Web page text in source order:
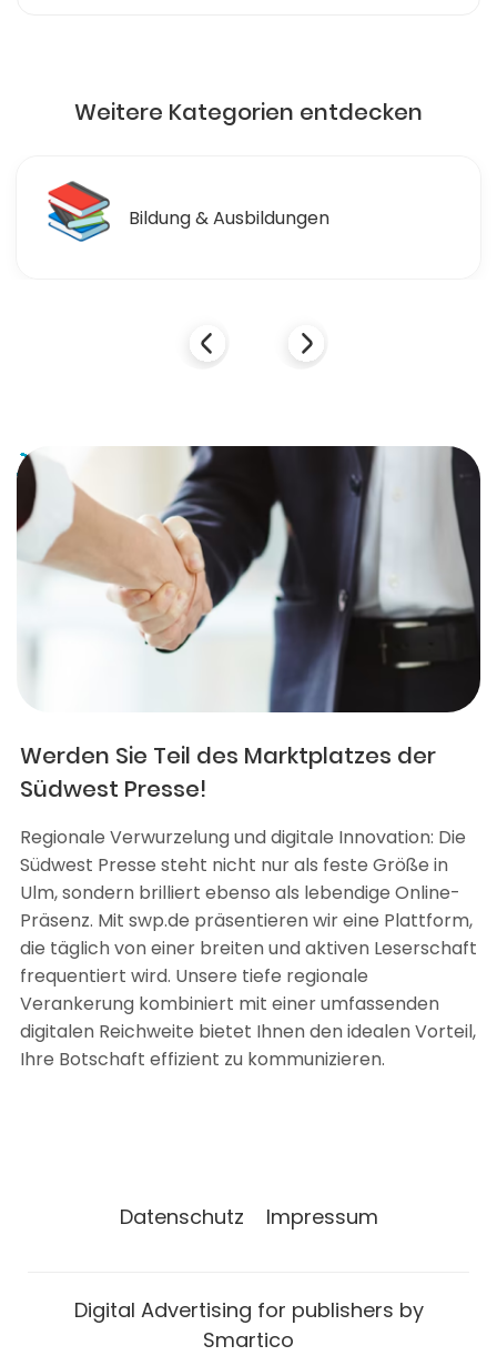
Weitere Kategorien entdecken
📚 Bildung & Ausbildungen
Werden Sie Teil des Marktplatzes der
Südwest Presse!
Regionale Verwurzelung und digitale Innovation: Die
Südwest Presse steht nicht nur als feste Größe in
Ulm, sondern brilliert ebenso als lebendige Online-
Präsenz. Mit swp.de präsentieren wir eine Plattform,
die täglich von einer breiten und aktiven Leserschaft
frequentiert wird. Unsere tiefe regionale
Verankerung kombiniert mit einer umfassenden
digitalen Reichweite bietet Ihnen den idealen Vorteil,
Ihre Botschaft effizient zu kommunizieren.
Datenschutz Impressum
Digital Advertising for publishers by
Smartico